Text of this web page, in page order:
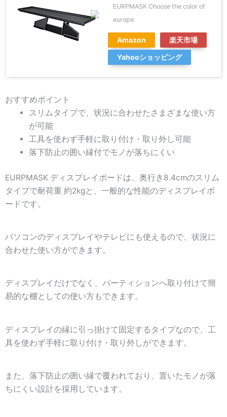
EURPMASK Choose the color of
europe
Amazon
楽天市場
Yahooショッピング
おすすめポイント
スリムタイプで、状況に合わせたさまざまな使い方
が可能
工具を使わず手軽に取り付け・取り外し可能
落下防止の囲い縁付でモノが落ちにくい
EURPMASK ディスプレイボードは、奥行き8.4cmのスリム
タイプで耐荷重 約2kgと、一般的な性能のディスプレイボ
ードです。
パソコンのディスプレイやテレビにも使えるので、状況に
合わせた使い方ができます。
ディスプレイだけでなく、パーティションへ取り付けて簡
易的な棚としての使い方もできます。
ディスプレイの縁に引っ掛けて固定するタイプなので、工
具を使わず手軽に取り付け・取り外しができます。
また、落下防止の囲い縁で覆われており、置いたモノが落
ちにくい設計を採用しています。